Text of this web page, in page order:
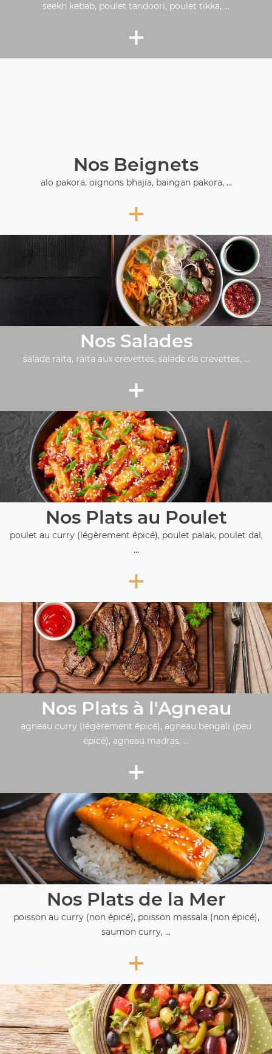
seekh kebab, poulet tandoori, poulet tikka, ...
+
Nos Beignets
alo pakora, oignons bhajia, baingan pakora, ...
+
Nos Salades
salade raïta, raïta aux crevettes, salade de crevettes, ...
+
Nos Plats au Poulet
poulet au curry (légèrement épicé), poulet palak, poulet dal,
...
+
Nos Plats à l'Agneau
agneau curry (légèrement épicé), agneau bengali (peu
épicé), agneau madras, ...
+
Nos Plats de la Mer
poisson au curry (non épicé), poisson massala (non épicé),
saumon curry, ...
+